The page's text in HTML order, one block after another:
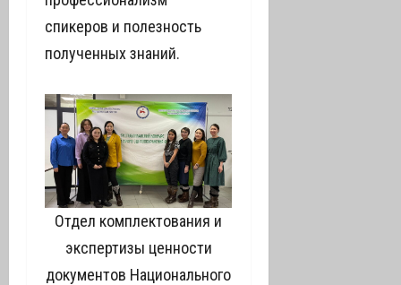
спикеров и полезность
полученных знаний.
Отдел комплектования и
экспертизы ценности
документов Национального